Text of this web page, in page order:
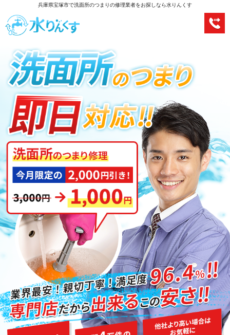
兵庫県宝塚市で洗面所のつまりの修理業者をお探しなら水りんくす